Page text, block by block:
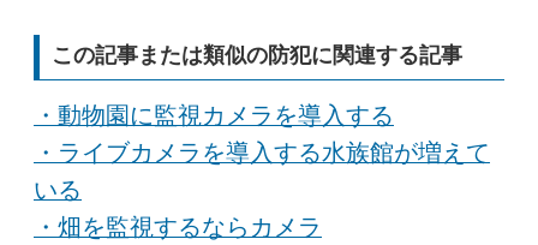
この記事または類似の防犯に関連する記事
・動物園に監視カメラを導入する
・ライブカメラを導入する水族館が増えて
いる
・畑を監視するならカメラ